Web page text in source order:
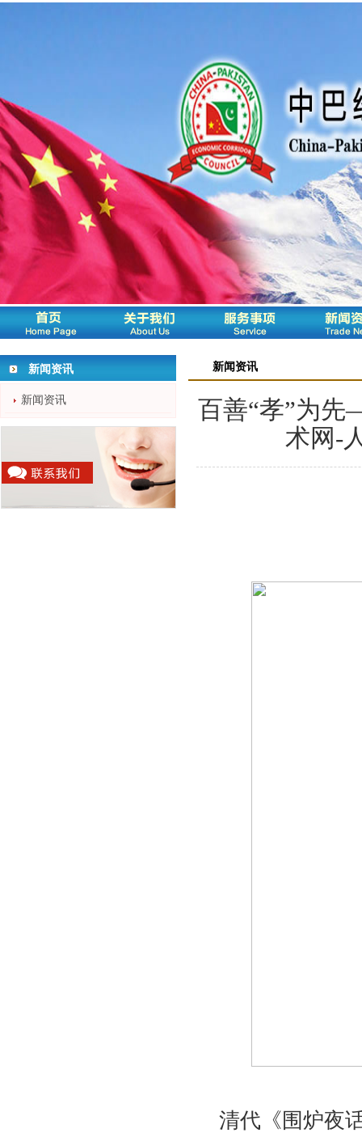
新闻资讯
新闻资讯
新闻资讯
百善“孝”为
术网-
清代《围炉夜